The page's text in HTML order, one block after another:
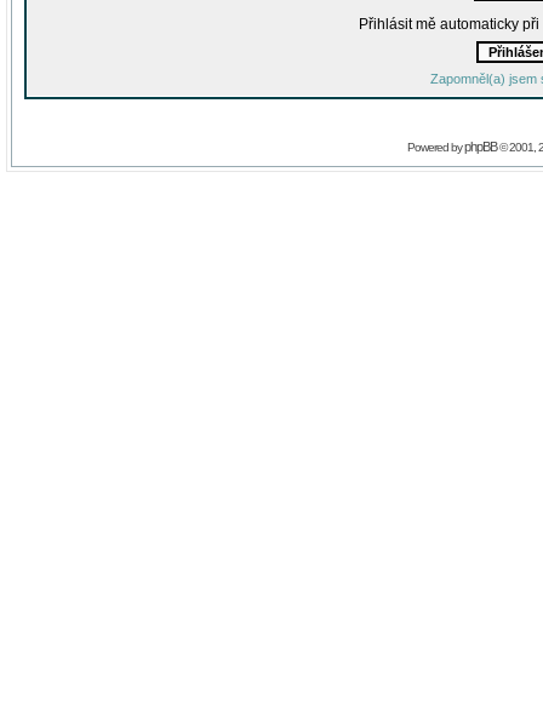
Přihlásit mě automaticky
Zapomněl(a) jsem
Powered byphpBB© 2001,